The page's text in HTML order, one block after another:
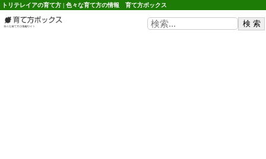
トリテレイアの育て方 | 色々な育て方の情報 育て方ボックス